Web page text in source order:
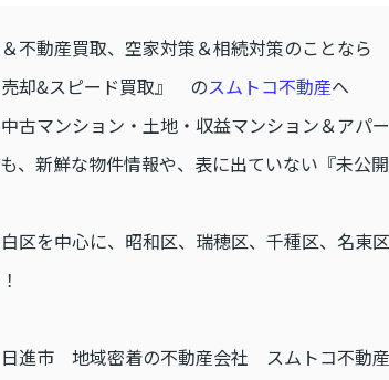
不動産買取、空家対策＆相続対策のことなら
売却&スピード買取』 のスムトコ不動産へ
古マンション・土地・収益マンション＆アパ
、新鮮な物件情報や、表に出ていない『未公
区を中心に、昭和区、瑞穂区、千種区、名東
日進市 地域密着の不動産会社 スムトコ不動産